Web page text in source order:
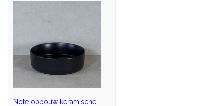
Note opbouw keramische